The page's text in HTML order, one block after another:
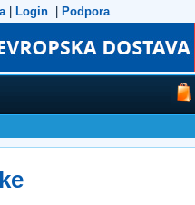
| Login Podpora